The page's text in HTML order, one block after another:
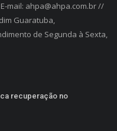
mail: ahpa@ahpa.com.br //
Guaratuba,
de Segunda à Sexta,
recuperação no